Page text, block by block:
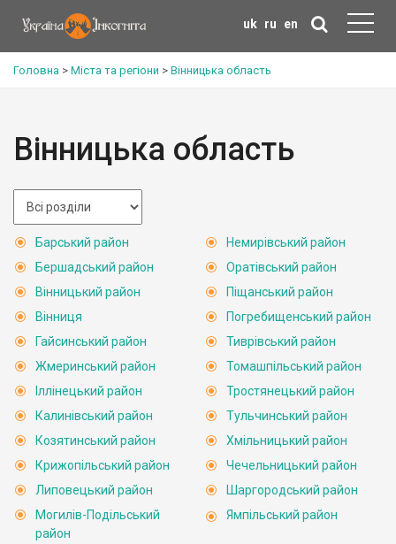
uk ru en
Головна > Міста та регіони > Вінницька область
Вінницька область
Барський район
Бершадський район
Вінницький район
Вінниця
Гайсинський район
Жмеринський район
Іллінецький район
Калинівський район
Козятинський район
Крижопільський район
Липовецький район
Могилів-Подільський
район
Немирівський район
Оратівський район
Піщанський район
Погребищенський район
Тиврівський район
Томашпільський район
Тростянецький район
Тульчинський район
Хмільницький район
Чечельницький район
Шаргородський район
Ямпільський район